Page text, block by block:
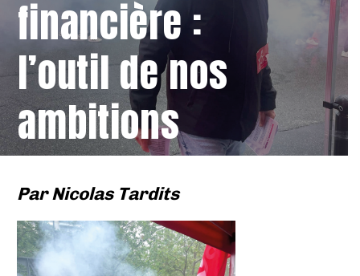
financière :
l’outil de nos
ambitions
ParNicolas Tardits